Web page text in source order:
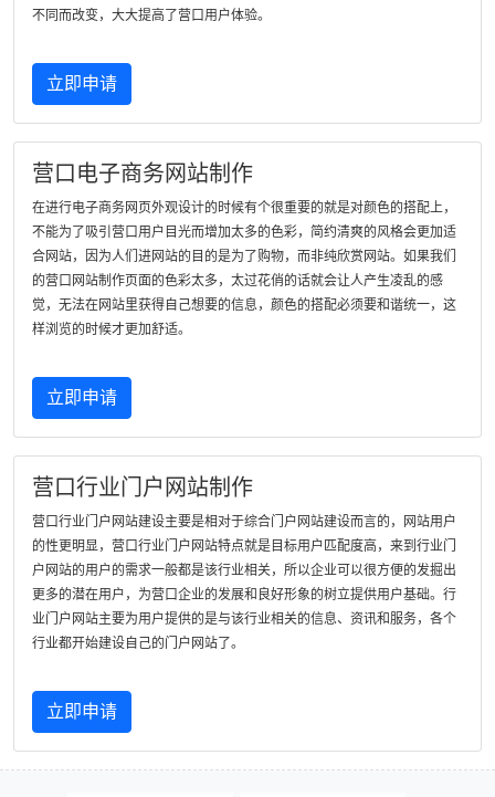
不同而改变，大大提高了营口用户体验。
立即申请
营口电子商务网站制作
在进行电子商务网页外观设计的时候有个很重要的就是对颜色的搭配上，
不能为了吸引营口用户目光而增加太多的色彩，简约清爽的风格会更加适
合网站，因为人们进网站的目的是为了购物，而非纯欣赏网站。如果我们
的营口网站制作页面的色彩太多，太过花俏的话就会让人产生凌乱的感
觉，无法在网站里获得自己想要的信息，颜色的搭配必须要和谐统一，这
样浏览的时候才更加舒适。
立即申请
营口行业门户网站制作
营口行业门户网站建设主要是相对于综合门户网站建设而言的，网站用户
的性更明显，营口行业门户网站特点就是目标用户匹配度高，来到行业门
户网站的用户的需求一般都是该行业相关，所以企业可以很方便的发掘出
更多的潜在用户，为营口企业的发展和良好形象的树立提供用户基础。行
业门户网站主要为用户提供的是与该行业相关的信息、资讯和服务，各个
行业都开始建设自己的门户网站了。
立即申请